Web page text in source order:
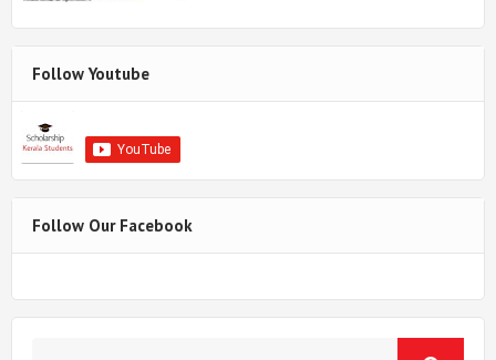
Follow Youtube
Follow Our Facebook